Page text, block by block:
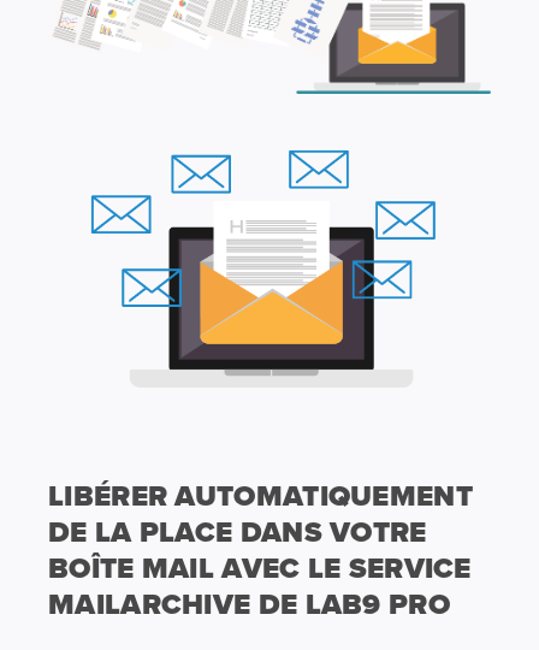
LIBÉRER AUTOMATIQUEMENT
DE LA PLACE DANS VOTRE
BOÎTE MAIL AVEC LE SERVICE
MAILARCHIVE DE LAB9 PRO